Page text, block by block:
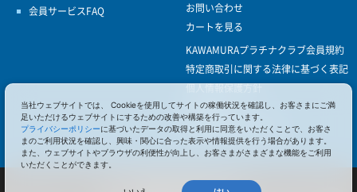
会員サービスFAQ
お問い合わせ
カートを見る
KAWAMURAプラチナクラブ会員規約
特定商取引に関する法律に基づく表記
個人情報保護方針
ISO9001
健康経営優良法人認定
© 2017 Pacific Supply Co.,Ltd.
当社ウェブサイトでは、 Cookieを使用してサイトの稼働状況を確認し、お客さまにご満
足いただけるウェブサイトにするための改善や構築を行っています。
プライバシーポリシーに基づいたデータの取得と利用に同意をいただくことで、お客さ
まのご利用状況を確認し、興味・関心に合った表示や情報提供を行う場合があります。
また、ウェブサイトやブラウザの利便性が向上し、お客さまがさまざまな機能をご利用
いただくことができます。